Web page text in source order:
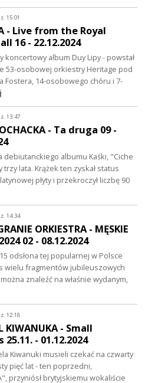
15:01
- Live from the Royal
16 - 22.12.2024
koncertowy album Duy Lipy - powstał
53-osobowej orkiestry Heritage pod
Fostera, 14-osobowego chóru i 7-
13:47
- Ta druga 09 -
debiutanckiego albumu Kaśki, "Ciche
trzy lata. Krążek ten zyskał status
płyty i przekroczył liczbę 90
14:34
ORKIESTRA - MĘSKIE
02 - 08.12.2024
odsłona tej popularnej w Polsce
wielu fragmentów jubileuszowych
znaleźć na właśnie wydanym,
12:18
KIWANUKA - Small
25.11. - 01.12.2024
Kiwanuki musieli czekać na czwarty
pięć lat - ten poprzedni,
przyniósł brytyjskiemu wokaliście